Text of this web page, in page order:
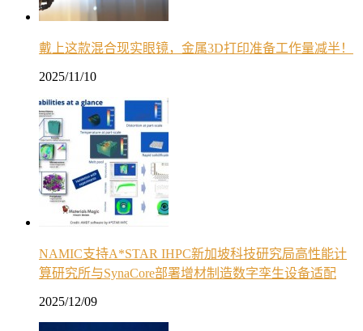
戴上这款混合现实眼镜，金属3D打印准备工作量减半！
2025/11/10
NAMIC支持A*STAR IHPC新加坡科技研究局高性能计
算研究所与SynaCore部署增材制造数字孪生设备适配
2025/12/09